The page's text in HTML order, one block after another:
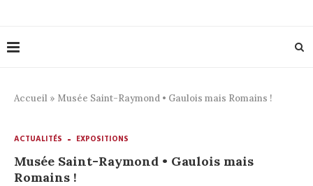
Accueil » Musée Saint-Raymond • Gaulois mais Romains !
ACTUALITÉS EXPOSITIONS
Musée Saint-Raymond • Gaulois mais
Romains !